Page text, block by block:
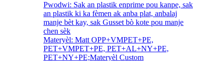
Pwodwi: Sak an plastik enprime pou kanpe, sak
an plastik ki ka fèmen ak anba plat, anbalaj
manje bèt kay, sak Gusset bò kote pou manje
chen sèk
Materyèl: Matt OPP+VMPET+PE,
PET+VMPET+PE, PET+AL+NY+PE,
PET+NY+PE;Materyèl Custom